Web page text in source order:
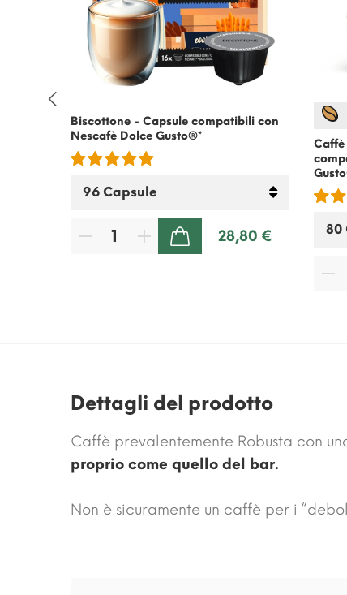
Biscottone - Capsule compatibili con
Nescafè Dolce Gusto®*
28,80 €
Caffè
Gusto
Dettagli del prodotto
Caffè prevalentemente Robusta con
proprio come quello del bar.
Non è sicuramente un caffè per i